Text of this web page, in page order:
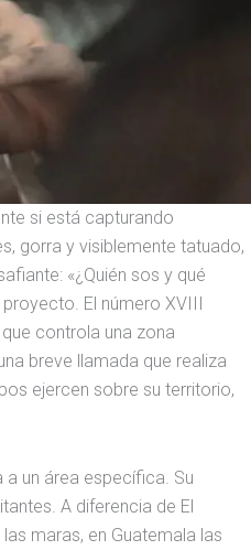
si está capturando
gorra y visiblemente tatuado,
«¿Quién sos y qué
El número XVIII
controla una zona
breve llamada que realiza
ejercen sobre su territorio,
a un área específica. Su
A diferencia de El
maras, en Guatemala las